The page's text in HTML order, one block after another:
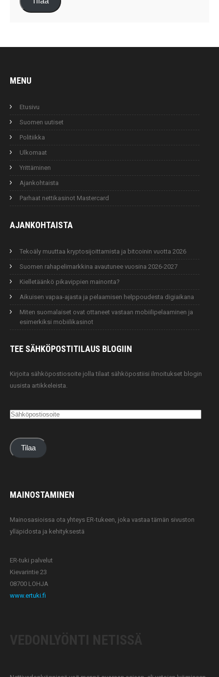
MENU
Etusivu
Suomen uutiset
Politiikka
Ulkomaat
Yrittäminen
Ajankohtaista
Parhaat nettikasinot Mastercard
AJANKOHTAISTA
Tekoäly muuttaa kryptosijoittamista ja bitcoinin vuotta 2026
Suomen rahapelimarkkina avautunee vuosina 2026-2027
Kielletäänkö pikavippien mainonta?
Aikuisen vapaa-ajasta ja pelaamisen helppoudesta digiaikana
Miten suomalaiset ovat ottaneet vastaan mobiilipelaaminen ja
esimerkiksi mobiilikasinot
TEE SÄHKÖPOSTITILAUS BLOGIIN
Kirjoita sähköpostiosoite jolla tilaat sähköpostiisi ilmoitukset blogin
uusista artikkeleista.
Sähköpostiosoite
Tilaa
MAINOSTAMINEN
Mainosasioissa ota yhteys ER-tukeen, joka vastaa tämän sivuston
ylläpidosta ja kehityksestä
ER-tuki palvelut
Kievarintie 23
08700 LOHJA
www.ertuki.fi